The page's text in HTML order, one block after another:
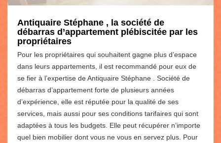
Antiquaire Stéphane , la société de
débarras d’appartement plébiscitée par les
propriétaires
Pour les propriétaires qui souhaitent gagne plus d’espace
dans leurs appartements, il est recommandé pour eux de
se fier à l’expertise de Antiquaire Stéphane . Société de
débarras d’appartement forte de plusieurs années
d’expérience, elle est réputée pour la qualité de ses
services, mais aussi pour ses conditions tarifaires qui sont
adaptées à tous les budgets. Elle peut récupérer n’importe
quel bien mobilier dont vous ne vous en servez plus. Pour